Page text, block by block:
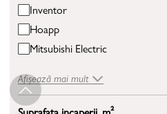
Inventor
Hoapp
Mitsubishi Electric
Afișează mai mult